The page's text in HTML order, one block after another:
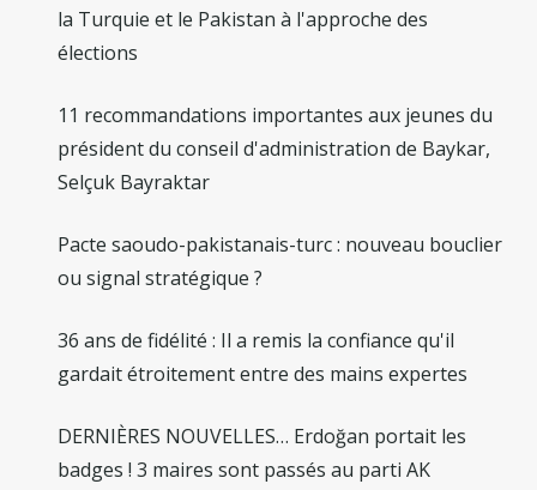
la Turquie et le Pakistan à l'approche des
élections
11 recommandations importantes aux jeunes du
président du conseil d'administration de Baykar,
Selçuk Bayraktar
Pacte saoudo-pakistanais-turc : nouveau bouclier
ou signal stratégique ?
36 ans de fidélité : Il a remis la confiance qu'il
gardait étroitement entre des mains expertes
DERNIÈRES NOUVELLES… Erdoğan portait les
badges ! 3 maires sont passés au parti AK